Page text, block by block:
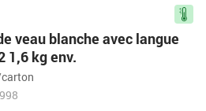
veau blanche avec langue
1,6 kg env.